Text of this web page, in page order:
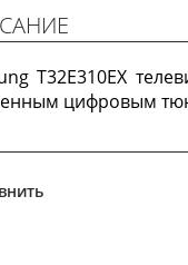
T32E310EX
цифровым